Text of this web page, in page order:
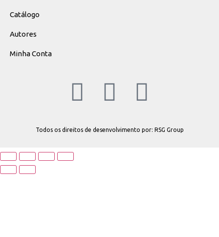
Catálogo
Autores
Minha Conta
Todos os direitos de desenvolvimento por: RSG Group